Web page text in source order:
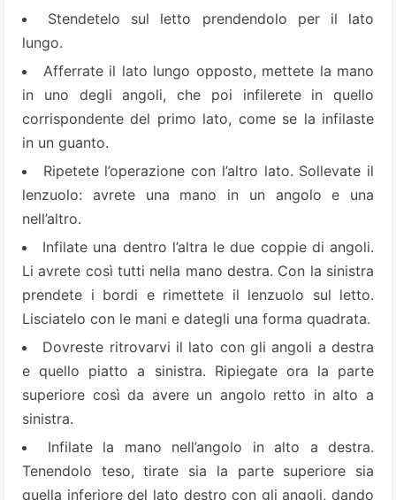
Stendetelo sul letto prendendolo per il lato
lungo.
Afferrate il lato lungo opposto, mettete la mano
in uno degli angoli, che poi infilerete in quello
corrispondente del primo lato, come se la infilaste
in un guanto.
Ripetete l’operazione con l’altro lato. Sollevate il
lenzuolo: avrete una mano in un angolo e una
nell’altro.
Infilate una dentro l’altra le due coppie di angoli.
Li avrete così tutti nella mano destra. Con la sinistra
prendete i bordi e rimettete il lenzuolo sul letto.
Lisciatelo con le mani e dategli una forma quadrata.
Dovreste ritrovarvi il lato con gli angoli a destra
e quello piatto a sinistra. Ripiegate ora la parte
superiore così da avere un angolo retto in alto a
sinistra.
Infilate la mano nell’angolo in alto a destra.
Tenendolo teso, tirate sia la parte superiore sia
quella inferiore del lato destro con gli angoli, dando